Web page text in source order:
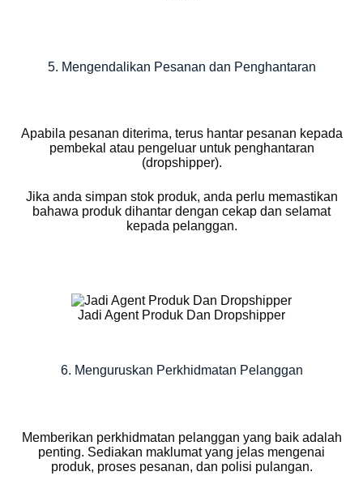
5. Mengendalikan Pesanan dan Penghantaran
Apabila pesanan diterima, terus hantar pesanan kepada
pembekal atau pengeluar untuk penghantaran
(dropshipper).
Jika anda simpan stok produk, anda perlu memastikan
bahawa produk dihantar dengan cekap dan selamat
kepada pelanggan.
Jadi Agent Produk Dan Dropshipper
6. Menguruskan Perkhidmatan Pelanggan
Memberikan perkhidmatan pelanggan yang baik adalah
penting. Sediakan maklumat yang jelas mengenai
produk, proses pesanan, dan polisi pulangan.